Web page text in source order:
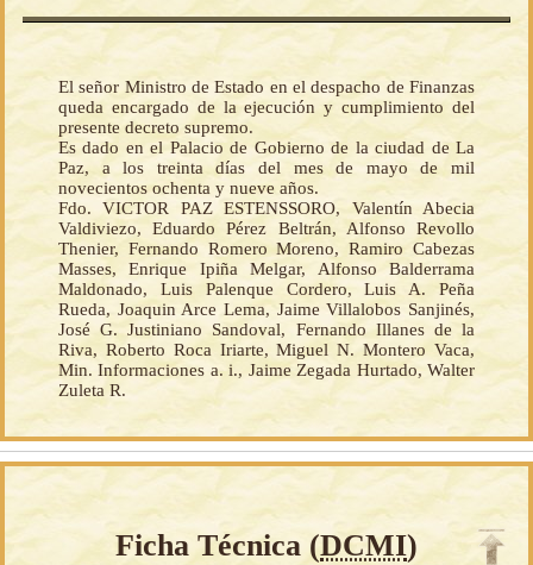
El señor Ministro de Estado en el despacho de Finanzas
queda encargado de la ejecución y cumplimiento del
presente decreto supremo.
Es dado en el Palacio de Gobierno de la ciudad de La
Paz, a los treinta días del mes de mayo de mil
novecientos ochenta y nueve años.
Fdo. VICTOR PAZ ESTENSSORO, Valentín Abecia
Valdiviezo, Eduardo Pérez Beltrán, Alfonso Revollo
Thenier, Fernando Romero Moreno, Ramiro Cabezas
Masses, Enrique Ipiña Melgar, Alfonso Balderrama
Maldonado, Luis Palenque Cordero, Luis A. Peña
Rueda, Joaquin Arce Lema, Jaime Villalobos Sanjinés,
José G. Justiniano Sandoval, Fernando Illanes de la
Riva, Roberto Roca Iriarte, Miguel N. Montero Vaca,
Min. Informaciones a. i., Jaime Zegada Hurtado, Walter
Zuleta R.
Ficha Técnica (DCMI)